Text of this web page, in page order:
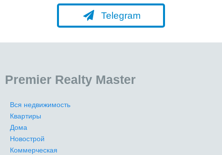
Telegram
Premier Realty Master
Вся недвижимость
Квартиры
Дома
Новострой
Коммерческая